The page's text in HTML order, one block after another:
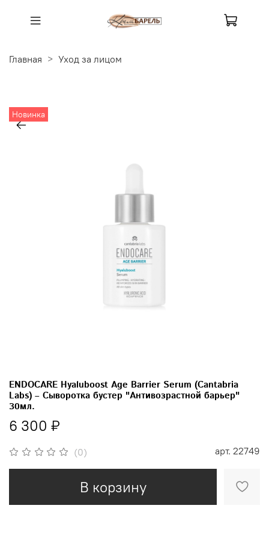
Главная Уход за лицом
Новинка
(0) арт. 22749
ENDOCARE Hyaluboost Age Barrier Serum (Cantabria
Labs) – Сыворотка бустер "Антивозрастной барьер"
30мл.
6 300 ₽
В корзину